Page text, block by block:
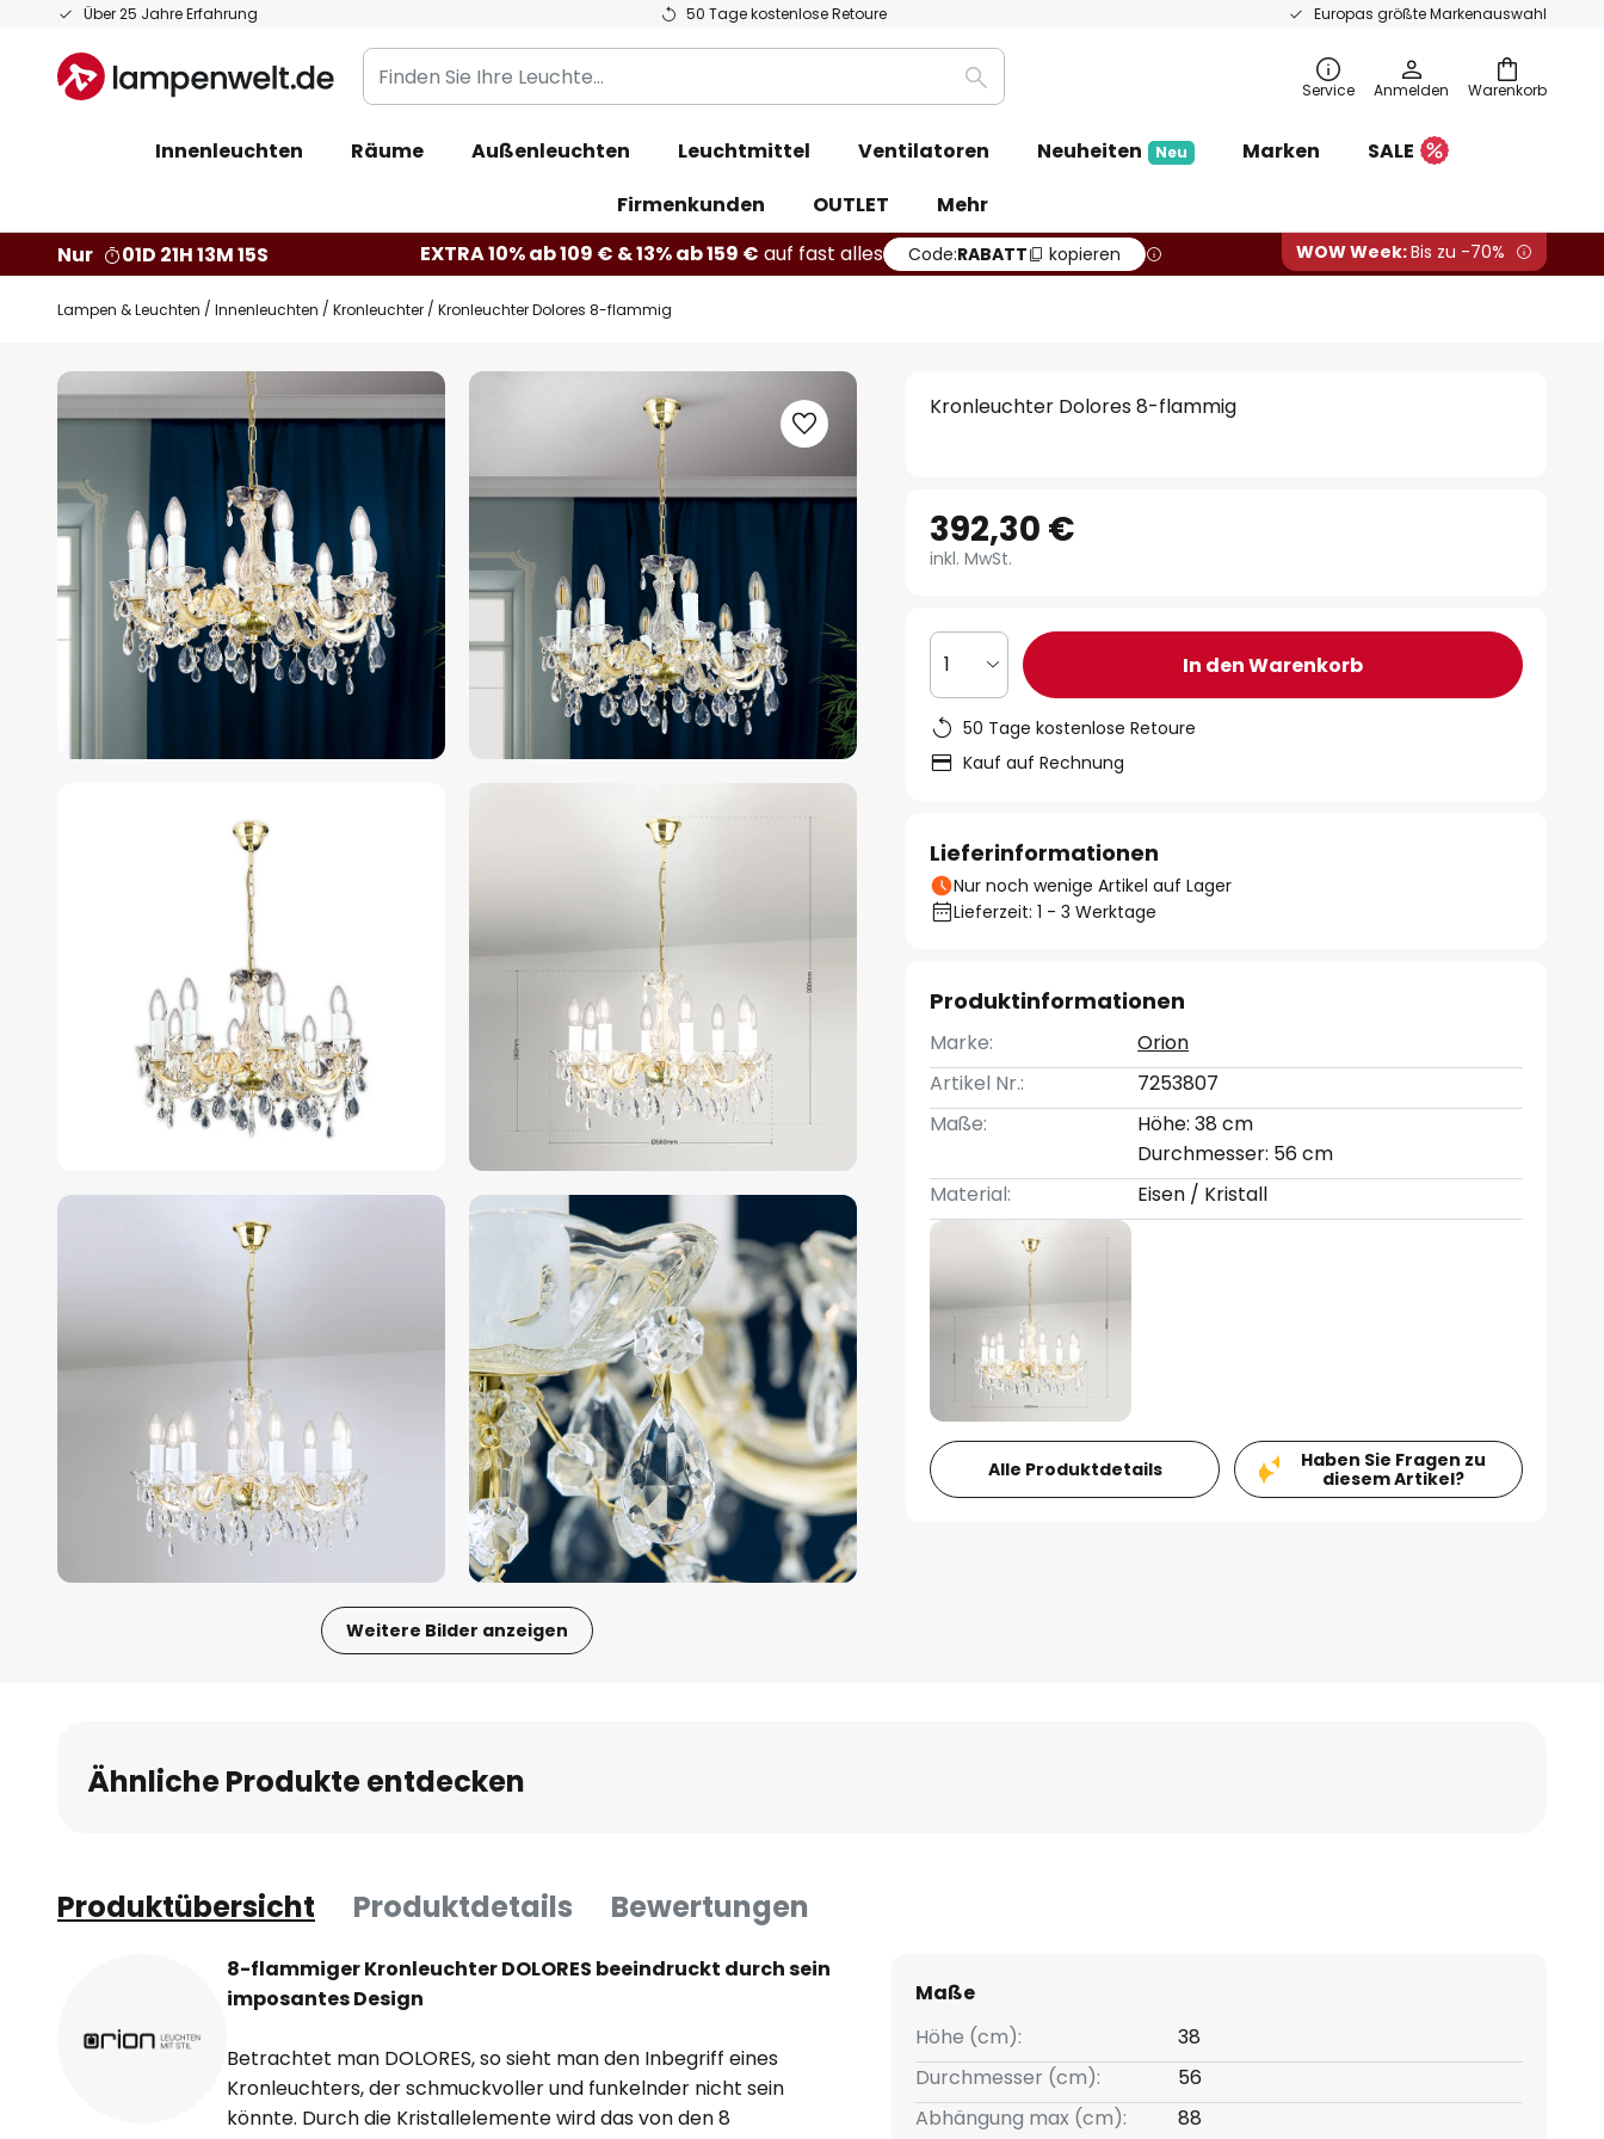
Über 25 Jahre Erfahrung 50 Tage kostenlose Retoure Europas größte Markenauswahl
Zum
springen
Warenkorb
Finden
Sie
Leuchte...
Suche Service Anmelden
Innenleuchten Räume Außenleuchten Leuchtmittel Ventilatoren Neuheiten Neu Marken
SALE
Firmenkunden
OUTLET
Mehr
Nur
01D 21H 13M 14S EXTRA 10% ab 109 € & 13% ab 159 € auf fast alles Code:RABATT kopieren WOW Week:Bis zu -70%
Lampen & Leuchten Innenleuchten Kronleuchter Kronleuchter Dolores 8-flammig
Zum
Ende
Bildgalerie
springen
Weitere Bilder anzeigen
Bildgalerie
springen
Kronleuchter Dolores 8-flammig
392,30 €
inkl. MwSt.
1 In den Warenkorb
50 Tage kostenlose Retoure
Kauf auf Rechnung
Lieferinformationen
Nur noch wenige Artikel auf Lager
Lieferzeit: 1 - 3 Werktage
Produktinformationen
Marke:
Orion
Artikel Nr.:
7253807
Maße:
Höhe: 38 cm
Durchmesser: 56 cm
Material:
Eisen / Kristall
Alle Produktdetails
Haben Sie Fragen zu
diesem Artikel?
Ähnliche Produkte entdecken
Produktübersicht Produktdetails Bewertungen
8-flammiger Kronleuchter DOLORES beeindruckt durch sein
imposantes Design
Betrachtet man DOLORES, so sieht man den Inbegriff eines
Kronleuchters, der schmuckvoller und funkelnder nicht sein
könnte. Durch die Kristallelemente wird das von den 8
Maße
Höhe (cm):
38
Durchmesser (cm):
56
Abhängung max (cm):
88